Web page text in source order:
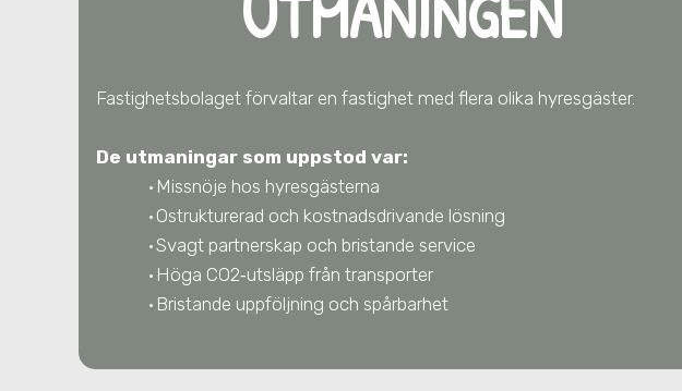
Fastighetsbolaget förvaltar en fastighet med flera olika hyresgäster.
De utmaningar som uppstod var:
Missnöje hos hyresgästerna
Ostrukturerad och kostnadsdrivande lösning
Svagt partnerskap och bristande service
Höga CO2‑utsläpp från transporter
Bristande uppföljning och spårbarhet